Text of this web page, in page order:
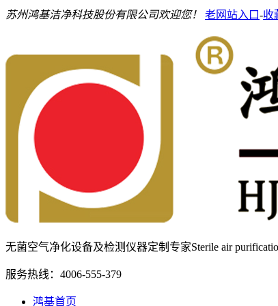
苏州鸿基洁净科技股份有限公司欢迎您！ 老网站入口-收
无菌空气净化设备及检测仪器定制专家Sterile air
服务热线： 4006-555-379
鸿基首页